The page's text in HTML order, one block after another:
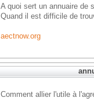
A quoi sert un annuaire de
Quand il est difficile de
aectnow.org
Comment allier l'utile à